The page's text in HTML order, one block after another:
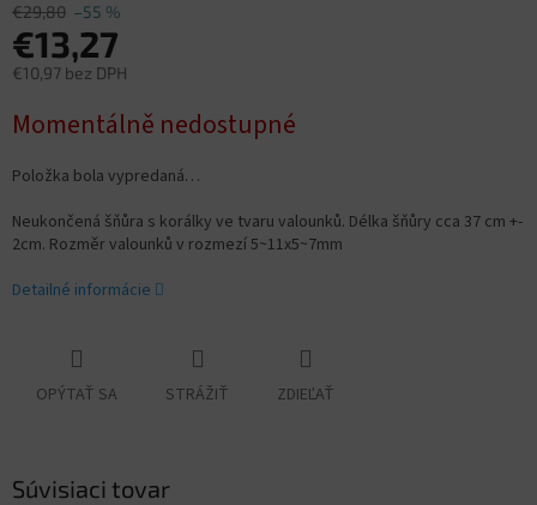
€29,80 –55 %
€13,27
€10,97 bez DPH
cena:
Momentálně nedostupné
Položka bola vypredaná…
Neukončená šňůra s korálky ve tvaru valounků. Délka šňůry cca 37 cm +-
2cm. Rozměr valounků v rozmezí5~11x5~7mm
Detailné informácie
OPÝTAŤ SA STRÁŽIŤ ZDIEĽAŤ
Súvisiaci tovar